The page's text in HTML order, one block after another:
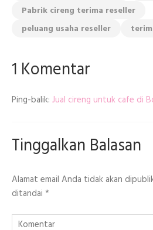
Pabrik cireng terima reseller
peluang usaha reseller
1 Komentar
Ping-balik: Jual cireng untuk cafe di
Tinggalkan Balasan
Alamat email Anda tidak akan
ditandai *
Komentar